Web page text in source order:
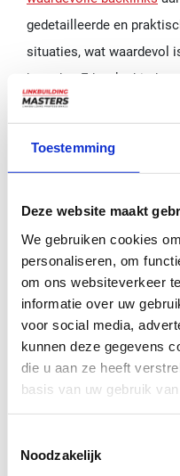
Toestemming
Deze website maakt
We gebruiken cookies
personaliseren, om
om ons websiteverkeer
informatie over uw
voor social media,
kunnen deze gegevens
die u aan ze heeft
basis van uw gebruik
Noodzakelijk
gedetailleerde en
situaties, wat waardevol
branche. E-books bieden
onderwerp en kunnen
linkwaardige casestudies
Gebruik voorbeelden,
informatie om je
Formatteer je content
manier, met behulp
andere